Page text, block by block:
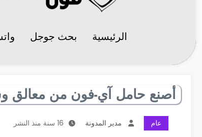
الرئيسية بحث جوجل
أصنع حامل آي-فون من معالق
عام مدير المدونة 16 سنة منذ النشر